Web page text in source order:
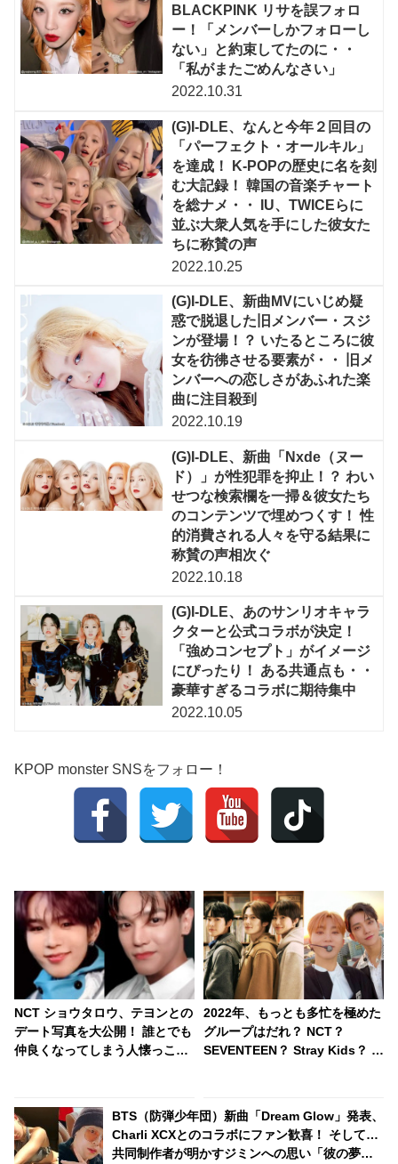
BLACKPINK リサを誤フォロ
ー！「メンバーしかフォローし
ない」と約束してたのに・・
「私がまたごめんなさい」
2022.10.31
(G)I-DLE、なんと今年２回目の
「パーフェクト・オールキル」
を達成！ K-POPの歴史に名を刻
む大記録！ 韓国の音楽チャート
を総ナメ・・ IU、TWICEらに
並ぶ大衆人気を手にした彼女た
ちに称賛の声
2022.10.25
(G)I-DLE、新曲MVにいじめ疑
惑で脱退した旧メンバー・スジ
ンが登場！？ いたるところに彼
女を彷彿させる要素が・・ 旧メ
ンバーへの恋しさがあふれた楽
曲に注目殺到
2022.10.19
(G)I-DLE、新曲「Nxde（ヌー
ド）」が性犯罪を抑止！？ わい
せつな検索欄を一掃＆彼女たち
のコンテンツで埋めつくす！ 性
的消費される人々を守る結果に
称賛の声相次ぐ
2022.10.18
(G)I-DLE、あのサンリオキャラ
クターと公式コラボが決定！
「強めコンセプト」がイメージ
にぴったり！ ある共通点も・・
豪華すぎるコラボに期待集中
2022.10.05
KPOP monster SNSをフォロー！
NCT ショウタロウ、テヨンとの
デート写真を大公開！ 誰とでも
仲良くなってしまう人懐っこい
2022年、もっとも多忙を極めた
グループはだれ？ NCT？
SEVENTEEN？ Stray Kids？ １
なす
BTS（防弾少年団）新曲「Dream Glow」発表、
Charli XCXとのコラボにファン歓喜！ そして…
共同制作者が明かすジミンへの思い「彼の夢、